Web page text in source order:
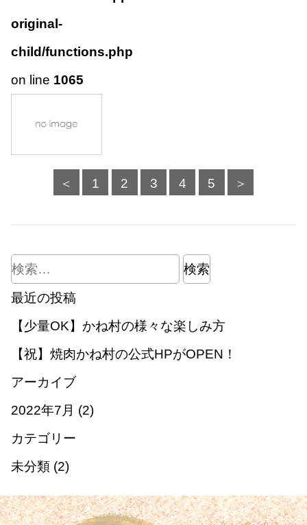
original-
child/functions.php
on line 1065
＜ 1 2 3 4 5 ＞
検
索:
最近の投稿
【少量OK】かね村の様々な楽しみ方
【祝】焼肉かね村の公式HPがOPEN！
アーカイブ
2022年7月 (2)
カテゴリー
未分類(2)